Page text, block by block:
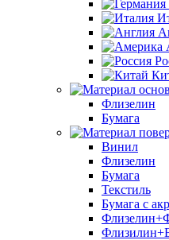
Флизелин
Бумага
Винил
Флизелин
Бумага
Текстиль
Бумага с